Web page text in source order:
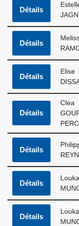
Détails
Détails
Détails
Elise
Détails
Clea
Détails
Détails
Détails